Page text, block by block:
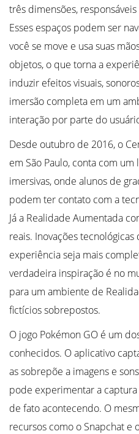
três dimensões,
Esses espaços podem ser
você se move e usa suas
objetos, o que torna a
induzir efeitos visuais,
imersão completa em um
interação por parte do
Desde outubro de 2016, o
em São Paulo, conta com
imersivas, onde alunos de
podem ter contato com a
Já a Realidade Aumentada
reais. Inovações
experiência seja mais
verdadeira inspiração é no
para um ambiente de
fictícios sobrepostos.
O jogo Pokémon GO é um
conhecidos. O aplicativo
as sobrepõe a imagens e
pode experimentar a
de fato acontecendo. O
recursos como o Snapchat e